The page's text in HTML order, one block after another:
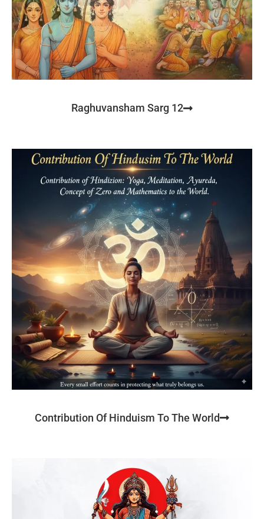
Raghuvansham Sarg 12
Contribution Of Hinduism To The World